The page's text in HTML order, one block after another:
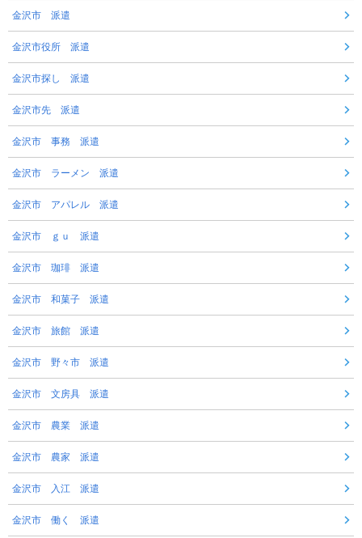
金沢市 派遣
金沢市役所 派遣
金沢市探し 派遣
金沢市先 派遣
金沢市 事務 派遣
金沢市 ラーメン 派遣
金沢市 アパレル 派遣
金沢市 ｇｕ 派遣
金沢市 珈琲 派遣
金沢市 和菓子 派遣
金沢市 旅館 派遣
金沢市 野々市 派遣
金沢市 文房具 派遣
金沢市 農業 派遣
金沢市 農家 派遣
金沢市 入江 派遣
金沢市 働く 派遣